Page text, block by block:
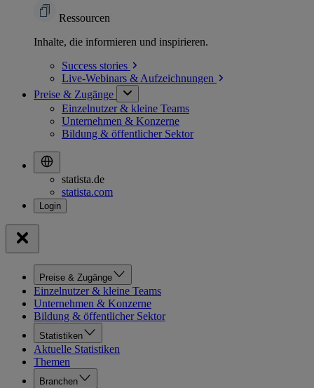
Ressourcen
Inhalte, die informieren und inspirieren.
Success stories
Live-Webinars & Aufzeichnungen
Preise & Zugänge
Einzelnutzer & kleine Teams
Unternehmen & Konzerne
Bildung & öffentlicher Sektor
statista.de
statista.com
Preise & Zugänge
Einzelnutzer & kleine Teams
Unternehmen & Konzerne
Bildung & öffentlicher Sektor
Statistiken
Aktuelle Statistiken
Themen
Branchen